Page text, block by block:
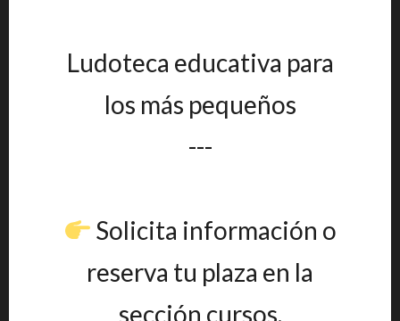
Ludoteca educativa para
los más pequeños
---
Solicita información o
reserva tu plaza en la
sección cursos.